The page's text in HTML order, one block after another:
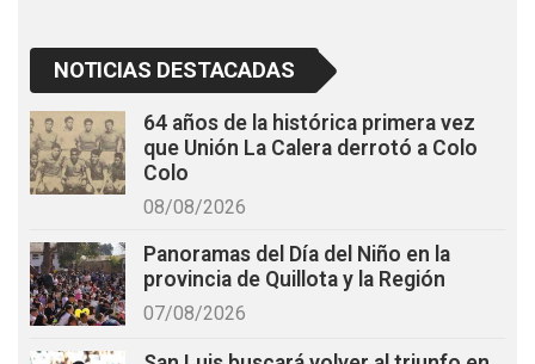
NOTICIAS DESTACADAS
64 años de la histórica primera vez
que Unión La Calera derrotó a Colo
Colo
08/08/2026
Panoramas del Día del Niño en la
provincia de Quillota y la Región
07/08/2026